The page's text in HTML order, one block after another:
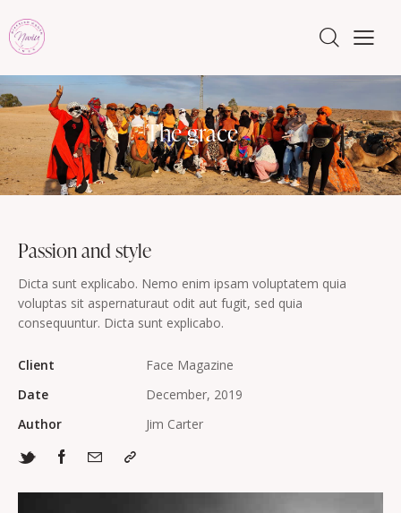
The grace
Passion and style
Dicta sunt explicabo. Nemo enim ipsam voluptatem quia
voluptas sit aspernaturaut odit aut fugit, sed quia
consequuntur. Dicta sunt explicabo.
Client
Face Magazine
Date
December, 2019
Author
Jim Carter